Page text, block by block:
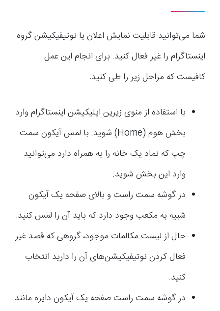
شما می‌توانید قابلیت نمایش اعلان یا نوتیفیکیشن گروه
اینستاگرام را غیر فعال کنید. برای انجام این عمل
کافیست که مراحل زیر را طی کنید:
با استفاده از منوی زیرین اپلیکیشن اینستاگرام وارد
بخش هوم (Home) شوید. با لمس آیکون سمت
چپ که نماد یک خانه را به همراه دارد می‌توانید
وارد این بخش شوید.
در گوشه سمت راست و بالای صفحه یک آیکون
شبیه به مکعب وجود دارد که باید آن را لمس کنید.
حال از لیست مکالمات موجود، گروهی که قصد غیر
فعال کردن نوتیفیکیشن‌های آن را دارید انتخاب
کنید.
در گوشه سمت راست صفحه یک آیکون دایره مانند